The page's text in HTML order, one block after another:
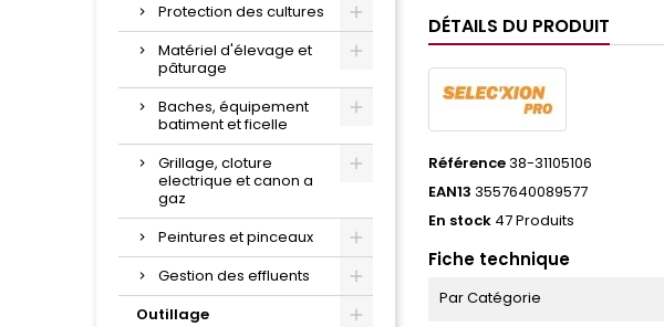
Protection des cultures
Matériel d'élevage et
pâturage
Baches, équipement
batiment et ficelle
Grillage, cloture
electrique et canon a
gaz
Peintures et pinceaux
Gestion des effluents
Outillage
DÉTAILS DU PRODUIT
Référence38-31105106
EAN13 3557640089577
En stock 47 Produits
Fiche technique
Par Catégorie